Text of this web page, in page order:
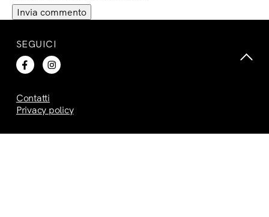
SEGUICI
Contatti
Privacy policy